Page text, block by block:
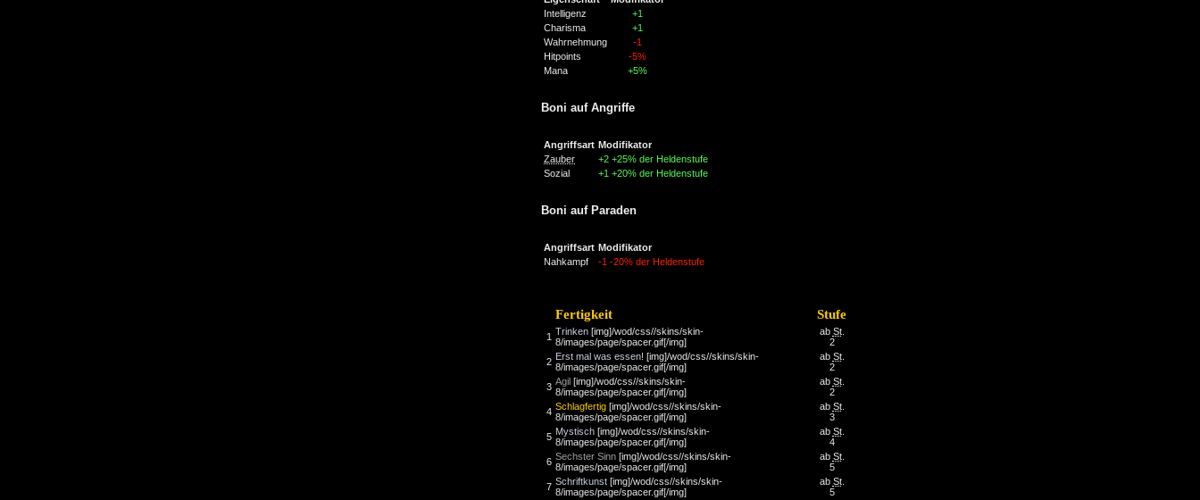
Intelligenz
+1
Charisma
+1
Wahrnehmung
-1
Hitpoints
-5%
Mana
+5%
Boni auf Angriffe
Angriffsart Modifikator
Zauber
+2 +25% der Heldenstufe
Sozial
+1 +20% der Heldenstufe
Boni auf Paraden
Angriffsart Modifikator
Nahkampf
-1 -20% der Heldenstufe
Fertigkeit Stufe
1 Trinken [img]/wod/css//skins/skin-
8/images/page/spacer.gif[/img]
ab St.
2
2 Erst mal was essen! [img]/wod/css//skins/skin-
8/images/page/spacer.gif[/img]
ab St.
2
3 Agil [img]/wod/css//skins/skin-
8/images/page/spacer.gif[/img]
ab St.
2
4 Schlagfertig [img]/wod/css//skins/skin-
8/images/page/spacer.gif[/img]
ab St.
3
5 Mystisch [img]/wod/css//skins/skin-
8/images/page/spacer.gif[/img]
ab St.
4
6 Sechster Sinn [img]/wod/css//skins/skin-
8/images/page/spacer.gif[/img]
ab St.
5
7 Schriftkunst [img]/wod/css//skins/skin-
8/images/page/spacer.gif[/img]
ab St.
5